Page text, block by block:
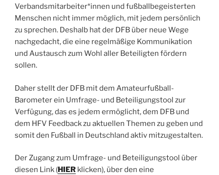
Verbandsmitarbeiter*innen und fußballbegeisterten
Menschen nicht immer möglich, mit jedem persönlich
zu sprechen. Deshalb hat der DFB über neue Wege
nachgedacht, die eine regelmäßige Kommunikation
und Austausch zum Wohl aller Beteiligten fördern
sollen.
Daher stellt der DFB mit dem Amateurfußball-
Barometer ein Umfrage- und Beteiligungstool zur
Verfügung, das es jedem ermöglicht, dem DFB und
dem HFV Feedback zu aktuellen Themen zu geben und
somit den Fußball in Deutschland aktiv mitzugestalten.
Der Zugang zum Umfrage- und Beteiligungstool über
diesen Link (HIER klicken), über den eine